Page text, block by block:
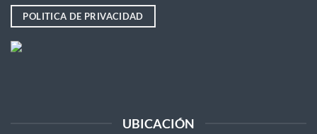
POLITICA DE PRIVACIDAD
UBICACIÓN